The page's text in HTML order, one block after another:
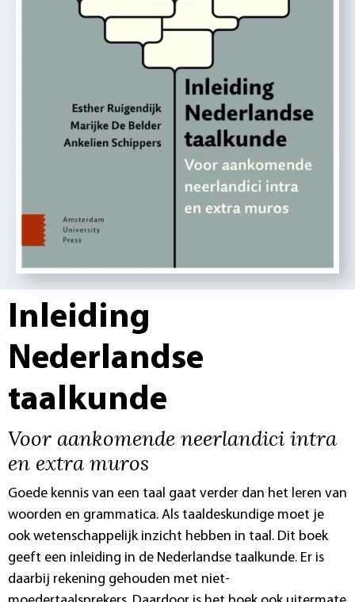
Inleiding
Nederlandse
taalkunde
Voor aankomende neerlandici intra
en extra muros
Goede kennis van een taal gaat verder dan het leren van
woorden en grammatica. Als taaldeskundige moet je
ook wetenschappelijk inzicht hebben in taal. Dit boek
geeft een inleiding in de Nederlandse taalkunde. Er is
daarbij rekening gehouden met niet-